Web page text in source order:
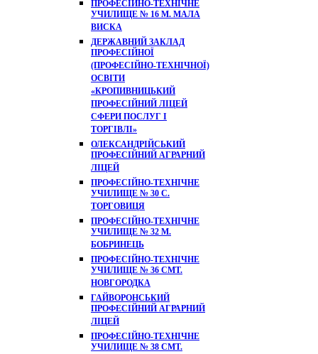
ПРОФЕСІЙНО-ТЕХНІЧНЕ
УЧИЛИЩЕ № 16 М. МАЛА
ВИСКА
ДЕРЖАВНИЙ ЗАКЛАД
ПРОФЕСІЙНОЇ
(ПРОФЕСІЙНО-ТЕХНІЧНОЇ)
ОСВІТИ
«КРОПИВНИЦЬКИЙ
ПРОФЕСІЙНИЙ ЛІЦЕЙ
СФЕРИ ПОСЛУГ І
ТОРГІВЛІ»
ОЛЕКСАНДРІЙСЬКИЙ
ПРОФЕСІЙНИЙ АГРАРНИЙ
ЛІЦЕЙ
ПРОФЕСІЙНО-ТЕХНІЧНЕ
УЧИЛИЩЕ № 30 С.
ТОРГОВИЦЯ
ПРОФЕСІЙНО-ТЕХНІЧНЕ
УЧИЛИЩЕ № 32 М.
БОБРИНЕЦЬ
ПРОФЕСІЙНО-ТЕХНІЧНЕ
УЧИЛИЩЕ № 36 СМТ.
НОВГОРОДКА
ГАЙВОРОНСЬКИЙ
ПРОФЕСІЙНИЙ АГРАРНИЙ
ЛІЦЕЙ
ПРОФЕСІЙНО-ТЕХНІЧНЕ
УЧИЛИЩЕ № 38 СМТ.